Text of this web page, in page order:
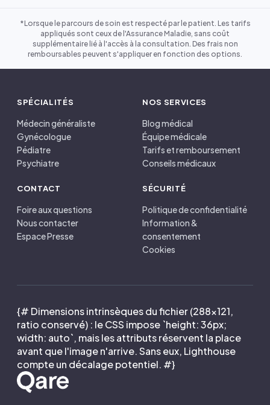
*Lorsque le parcours de soin est respecté par le patient. Les tarifs
appliqués sont ceux de l'Assurance Maladie, sans coût
supplémentaire lié à l'accès à la consultation. Des frais non
remboursables peuvent s'appliquer en fonction des options.
SPÉCIALITÉS
Médecin généraliste
Gynécologue
Pédiatre
Psychiatre
NOS SERVICES
Blog médical
Équipe médicale
Tarifs et remboursement
Conseils médicaux
CONTACT
Foire aux questions
Nous contacter
Espace Presse
SÉCURITÉ
Politique de confidentialité
Information &
consentement
Cookies
{# Dimensions intrinsèques du fichier (288×121,
ratio conservé) : le CSS impose `height: 36px;
width: auto`, mais les attributs réservent la place
avant que l'image n'arrive. Sans eux, Lighthouse
compte un décalage potentiel. #}